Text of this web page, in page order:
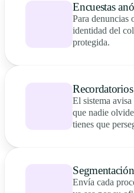
Encuestas
Para denuncias
identidad del
protegida.
El sistema
que nadie
tienes que
Envía cada